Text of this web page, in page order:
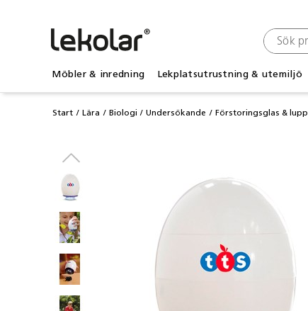
Möbler & inredning Lekplatsutrustning & utemiljö
Start Lära Biologi Undersökande Förstoringsglas & lupp